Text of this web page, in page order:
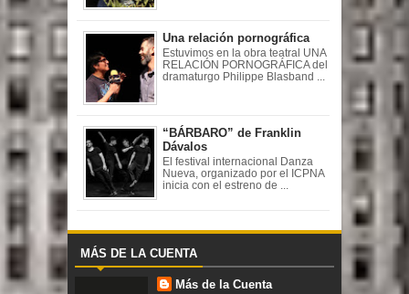
Una relación pornográfica
Estuvimos en la obra teatral UNA
RELACIÓN PORNOGRÁFICA del
dramaturgo Philippe Blasband ...
“BÁRBARO” de Franklin
Dávalos
El festival internacional Danza
Nueva, organizado por el ICPNA
inicia con el estreno de ...
MÁS DE LA CUENTA
Más de la Cuenta